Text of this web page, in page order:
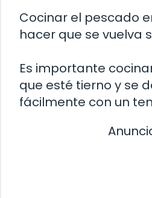
Cocinar el pescado
hacer que se vuelva
Es importante
que esté tierno y se
fácilmente con un